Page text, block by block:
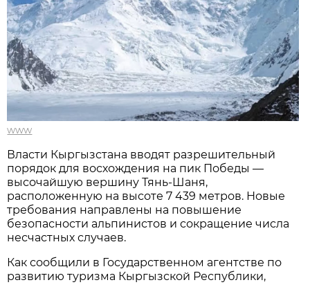
www
Власти Кыргызстана вводят разрешительный
порядок для восхождения на пик Победы —
высочайшую вершину Тянь-Шаня,
расположенную на высоте 7 439 метров. Новые
требования направлены на повышение
безопасности альпинистов и сокращение числа
несчастных случаев.
Как сообщили в Государственном агентстве по
развитию туризма Кыргызской Республики,